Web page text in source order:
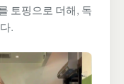
토핑으로 더해, 독
.